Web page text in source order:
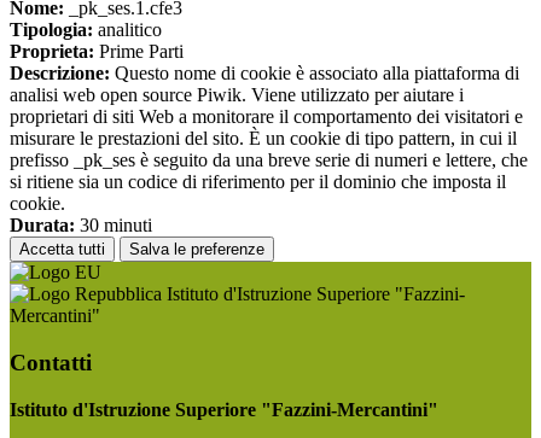
Nome: _pk_ses.1.cfe3
Tipologia: analitico
Proprieta: Prime Parti
Descrizione: Questo nome di cookie è associato alla piattaforma di
analisi web open source Piwik. Viene utilizzato per aiutare i
proprietari di siti Web a monitorare il comportamento dei visitatori e
misurare le prestazioni del sito. È un cookie di tipo pattern, in cui il
prefisso _pk_ses è seguito da una breve serie di numeri e lettere, che
si ritiene sia un codice di riferimento per il dominio che imposta il
cookie.
Durata: 30 minuti
Accetta tutti Salva le preferenze
Istituto d'Istruzione Superiore "Fazzini-
Mercantini"
Contatti
Istituto d'Istruzione Superiore "Fazzini-Mercantini"